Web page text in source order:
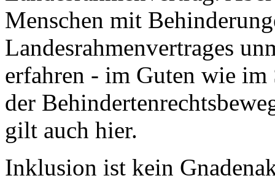
Menschen mit
Landesrahmenvertrages
erfahren - im Guten wie im
der
gilt auch hier.
Inklusion ist kein